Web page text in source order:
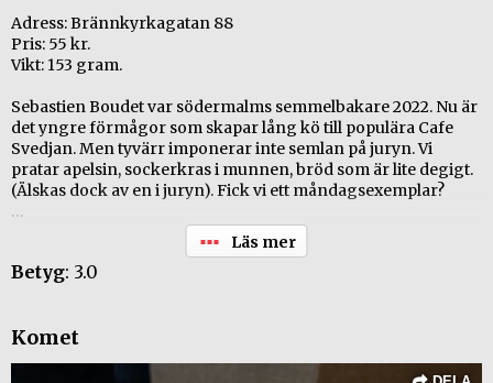
Adress: Brännkyrkagatan 88
Pris: 55 kr.
Vikt: 153 gram.
Sebastien Boudet var södermalms semmelbakare 2022. Nu är
det yngre förmågor som skapar lång kö till populära Cafe
Svedjan. Men tyvärr imponerar inte semlan på juryn. Vi
pratar apelsin, sockerkras i munnen, bröd som är lite degigt.
(Älskas dock av en i juryn). Fick vi ett måndagsexemplar?
+ Punkig och nonchalant
- Degigt bröd.
Betyg: 3.0
Komet